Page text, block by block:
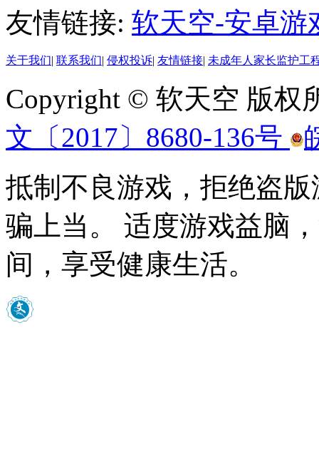
友情链接: 软天空-安卓游
关于我们| 联系我们| 侵权投诉| 友情链接| 未成年人家长监护工
Copyright © 软天空 版权
文〔2017〕8680-136号
抵制不良游戏，拒绝盗
骗上当。 适度游戏益脑
间，享受健康生活。